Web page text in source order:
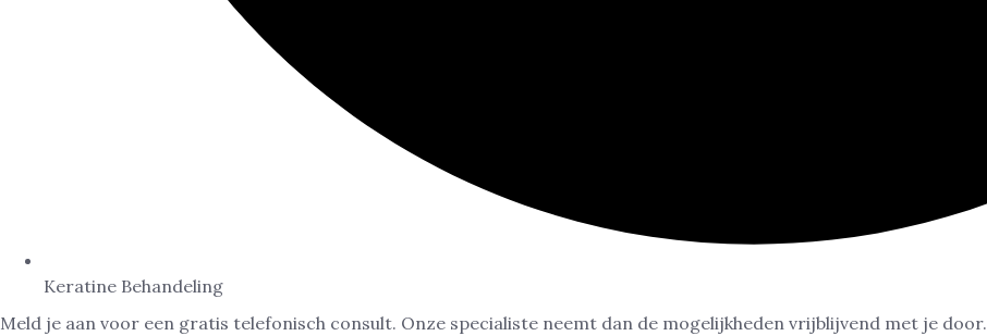
Keratine Behandeling
Meld je aan voor een gratis telefonisch consult. Onze specialiste neemt dan de mogelijkheden vrijblijvend met je door.